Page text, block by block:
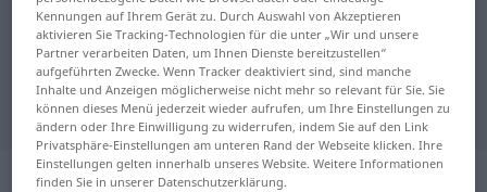
Kroatisch-Deutsch Übersetzung für
"brusnica"
"brusnica" Deutsch Übersetzung
„brusnica“
Kennungen auf Ihrem Gerät zu. Durch Auswahl von Akzeptieren
aktivieren Sie Tracking-Technologien für die unter „Wir und unsere
Partner verarbeiten Daten, um Ihnen Dienste bereitzustellen“
aufgeführten Zwecke. Wenn Tracker deaktiviert sind, sind manche
Inhalte und Anzeigen möglicherweise nicht mehr so relevant für Sie. Sie
können dieses Menü jederzeit wieder aufrufen, um Ihre Einstellungen zu
ändern oder Ihre Einwilligung zu widerrufen, indem Sie auf den Link
Privatsphäre-Einstellungen am unteren Rand der Webseite klicken. Ihre
Einstellungen gelten innerhalb unseres Website. Weitere Informationen
finden Sie in unserer Datenschutzerklärung.